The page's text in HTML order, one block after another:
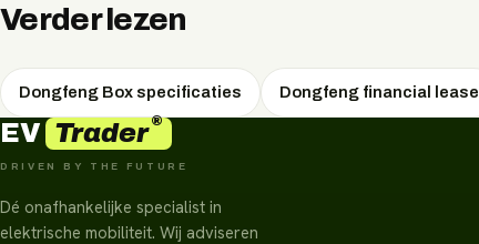
Verder lezen
Dongfeng Box specificaties Dongfeng financial lease
EV Trader®
DRIVEN BY THE FUTURE
Dé onafhankelijke specialist in
elektrische mobiliteit. Wij adviseren